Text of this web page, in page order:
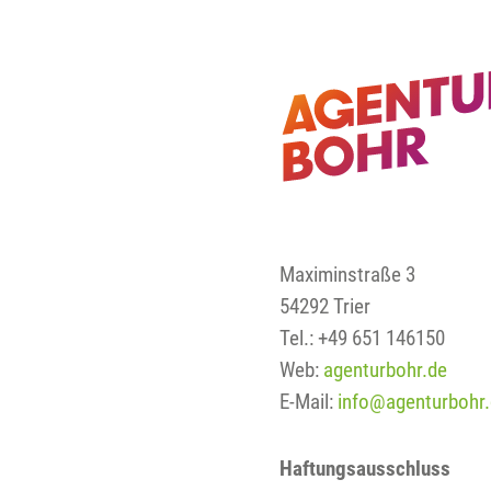
Maximinstraße 3
54292 Trier
Tel.: +49 651 146150
Web: agenturbohr.de
E-Mail: info@age
Haftungsausschluss